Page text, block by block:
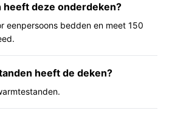
op het matras met het
Door de drie warmtestanden
is afneembaar, zodat de deken in
op dat de deken volgens de
uitschakelt, maar wel
heeft deze onderdeken?
eenpersoons bedden en meet 150
heeft de deken?